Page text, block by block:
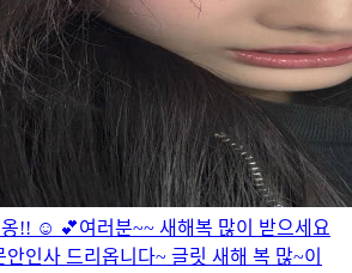
옹!! ☺️ 💕여러분~~ 새해복 많이 받으세요
인사 드리옵니다~ 글릿 새해 복 많~이